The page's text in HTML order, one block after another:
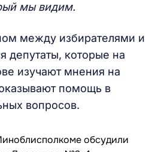
мы видим.
между избирателями и
депутаты, которые на
изучают мнения на
помощь в
вопросов.